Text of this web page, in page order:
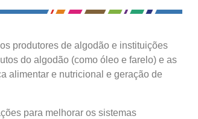
produtores de algodão e instituições
do algodão (como óleo e farelo) e as
alimentar e nutricional e geração de
para melhorar os sistemas